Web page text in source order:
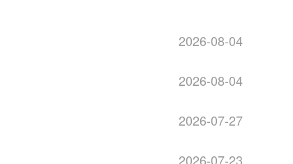
2026-08-04
2026-08-04
2026-07-27
2026-07-23